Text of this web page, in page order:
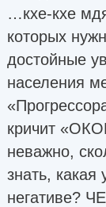
…кхе-кхе
которых
достойные
населения
кричит
неважно,
знать, какая
негативе?